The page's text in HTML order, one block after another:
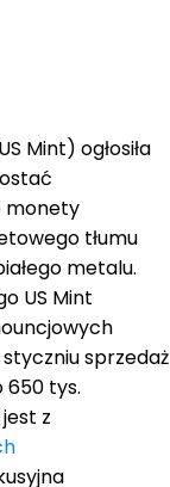
Mint) ogłosiła
monety
tłumu
metalu.
US Mint
sprzedaż
650 tys.
z